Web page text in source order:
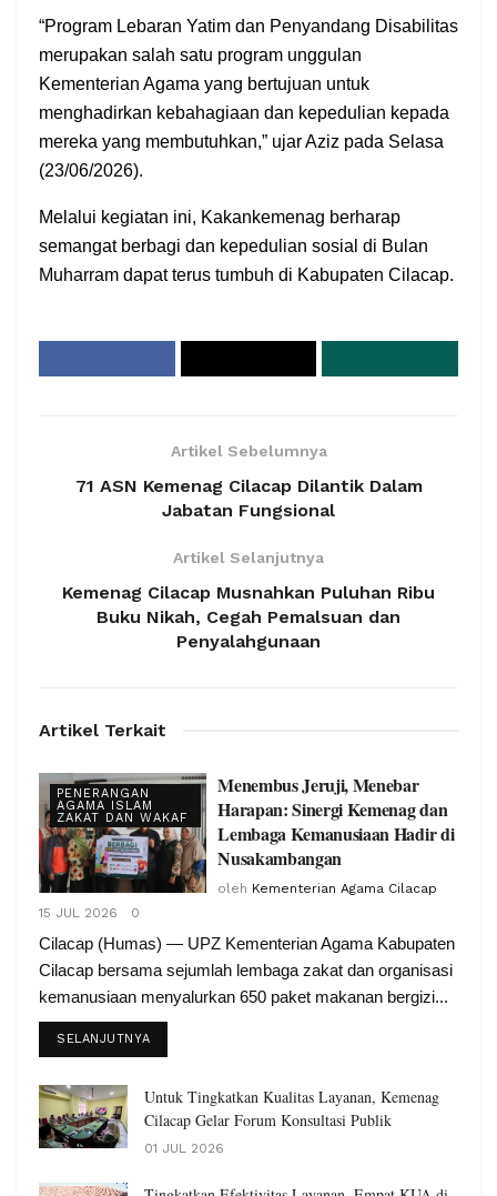
“Program Lebaran Yatim dan Penyandang Disabilitas
merupakan salah satu program unggulan
Kementerian Agama yang bertujuan untuk
menghadirkan kebahagiaan dan kepedulian kepada
mereka yang membutuhkan,” ujar Aziz pada Selasa
(23/06/2026).
Melalui kegiatan ini, Kakankemenag berharap
semangat berbagi dan kepedulian sosial di Bulan
Muharram dapat terus tumbuh di Kabupaten Cilacap.
Artikel Sebelumnya
71 ASN Kemenag Cilacap Dilantik Dalam
Jabatan Fungsional
Artikel Selanjutnya
Kemenag Cilacap Musnahkan Puluhan Ribu
Buku Nikah, Cegah Pemalsuan dan
Penyalahgunaan
Artikel Terkait
PENERANGAN
AGAMA ISLAM
ZAKAT DAN WAKAF
Menembus Jeruji, Menebar
Harapan: Sinergi Kemenag dan
Lembaga Kemanusiaan Hadir di
Nusakambangan
oleh Kementerian Agama Cilacap
15 JUL 2026
0
Cilacap (Humas) — UPZ Kementerian Agama Kabupaten
Cilacap bersama sejumlah lembaga zakat dan organisasi
kemanusiaan menyalurkan 650 paket makanan bergizi...
SELANJUTNYA
Untuk Tingkatkan Kualitas Layanan, Kemenag
Cilacap Gelar Forum Konsultasi Publik
01 JUL 2026